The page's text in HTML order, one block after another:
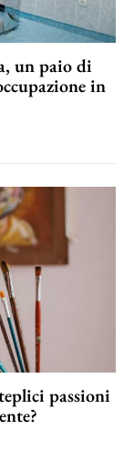
un paio di
in
passioni